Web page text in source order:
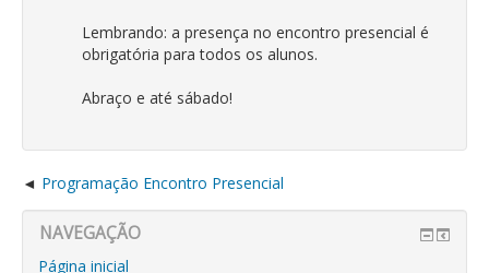
Lembrando: a presença no encontro presencial é
obrigatória para todos os alunos.
Abraço e até sábado!
Programação Encontro Presencial
NAVEGAÇÃO
Página inicial